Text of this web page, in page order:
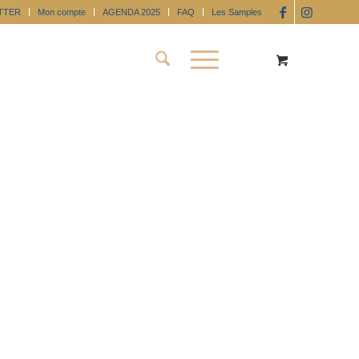
Mon compte AGENDA 2025 FAQ Les Samples